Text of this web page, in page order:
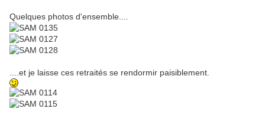
Quelques photos d'ensemble....
....et je laisse ces retraités se rendormir paisiblement.